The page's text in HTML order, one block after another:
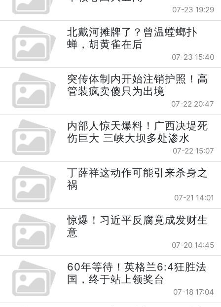
07-23 19:29
北戴河摊牌了？曾温螳螂扑
蝉，胡黄雀在后
07-23 15:40
突传体制内开始注销护照！高
管装疯卖傻只为出境
07-22 20:47
内部人惊天爆料！广西决堤死
伤巨大 三峡大坝多处渗水
07-22 15:07
丁薛祥这动作可能引来杀身之
祸
07-21 14:01
惊爆！习近平反腐竟成发财生
意
07-20 14:45
60年等待！英格兰6:4狂胜法
国，终于站上领奖台
07-18 17:04